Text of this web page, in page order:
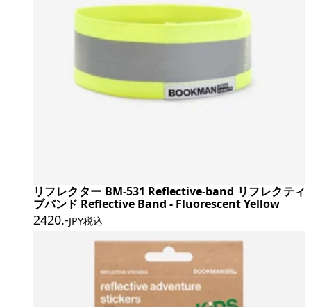
リフレクター BM-531 Reflective-band リフレクティ
ブバンド Reflective Band - Fluorescent Yellow
2420.-JPY税込